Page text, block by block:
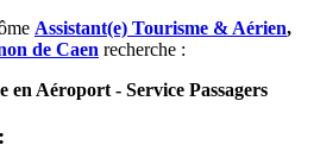
Assistant(e) Tourisme & Aérien,
de Caen recherche :
en Aéroport - Service Passagers